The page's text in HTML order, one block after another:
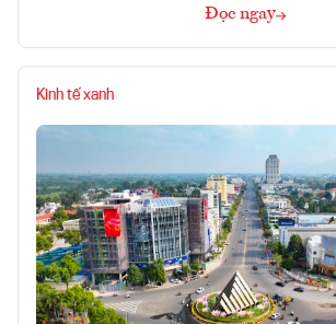
Đọc ngay
Kinh tế xanh